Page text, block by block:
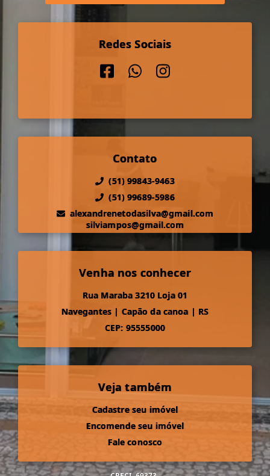
Redes Sociais
Contato
(51) 99843-9463
(51) 99689-5986
alexandrenetodasilva@gmail.com
silviampos@gmail.com
Venha nos conhecer
Rua Maraba 3210 Loja 01
Navegantes | Capão da canoa | RS
CEP: 95555000
Veja também
Cadastre seu imóvel
Encomende seu imóvel
Fale conosco